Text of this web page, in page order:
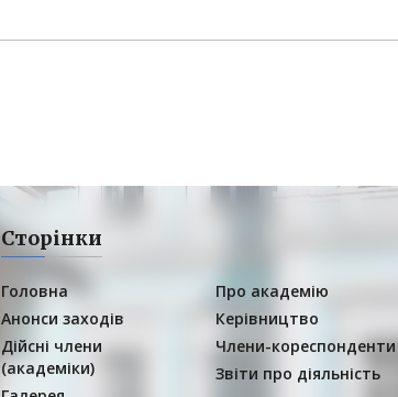
Сторінки
Головна
Анонси заходів
Дійсні члени
(академіки)
Про академію
Керівництво
Члени-кореспонденти
Звіти про діяльність